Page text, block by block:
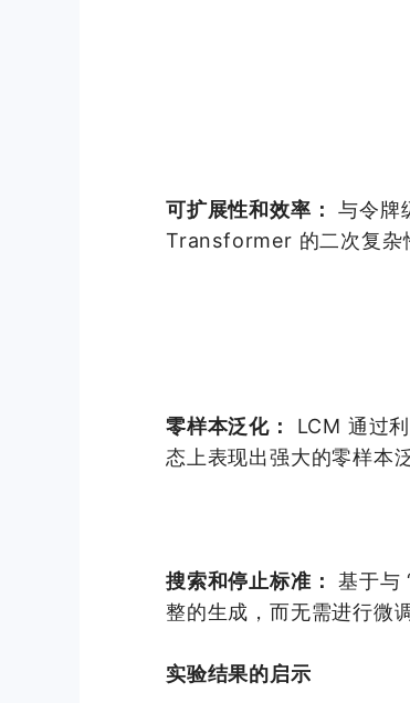
可扩展性和效率：
与令牌
Transformer 的二次复杂
零样本泛化：
LCM 通过
态上表现出强大的零样本
搜索和停止标准：
基于与
整的生成，而无需进行微调
实验结果的启示